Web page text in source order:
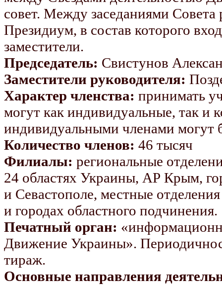
совет. Между заседаниями
Президиум, в состав которого
заместители.
Председатель: Свистунов
Заместители руководителя:
Характер членства: принимать
могут как индивидуальные, так и
индивидуальными членами могут
Количество членов: 46 тысяч
Филиалы: региональные
24 областях Украины, АР Крым,
и Севастополе, местные
и городах областного подчинения.
Печатный орган:
Движение Украины».
тираж.
Основные направления